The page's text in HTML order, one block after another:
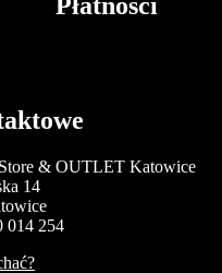
& OUTLET Katowice
14
014 254